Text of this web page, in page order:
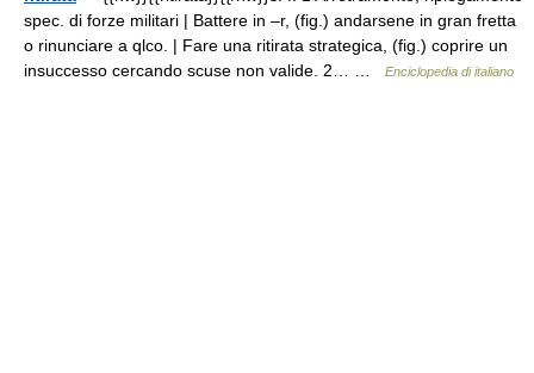
spec. di forze militari | Battere in –r, (fig.) andarsene in gran fretta
o rinunciare a qlco. | Fare una ritirata strategica, (fig.) coprire un
insuccesso cercando scuse non valide. 2… …
Enciclopedia di italiano